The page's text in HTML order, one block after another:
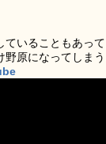
いることもあっ
原になってしま